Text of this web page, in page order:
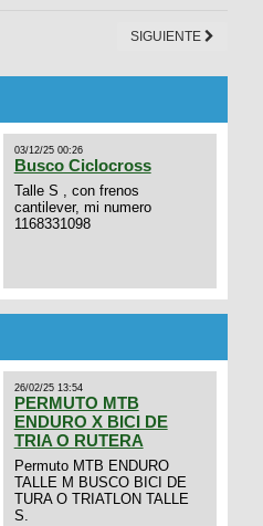
SIGUIENTE
03/12/25 00:26
Busco Ciclocross
Talle S , con frenos
cantilever, mi numero
1168331098
26/02/25 13:54
PERMUTO MTB
ENDURO X BICI DE
TRIA O RUTERA
Permuto MTB ENDURO
TALLE M BUSCO BICI DE
TURA O TRIATLON TALLE
S.